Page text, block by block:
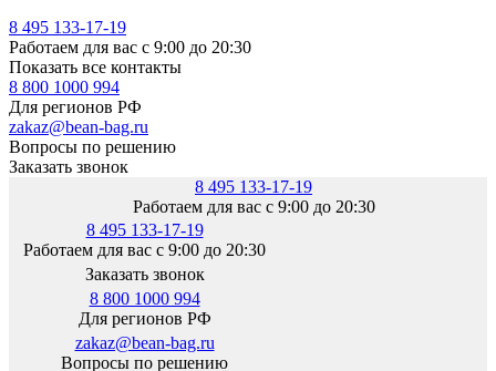
8 495 133-17-19
Работаем для вас с 9:00 до 20:30
Показать все контакты
8 800 1000 994
Для регионов РФ
zakaz@bean-bag.ru
Вопросы по решению
Заказать звонок
8 495 133-17-19
Работаем для вас с 9:00 до 20:30
8 495 133-17-19
Работаем для вас с 9:00 до 20:30
Заказать звонок
8 800 1000 994
Для регионов РФ
zakaz@bean-bag.ru
Вопросы по решению